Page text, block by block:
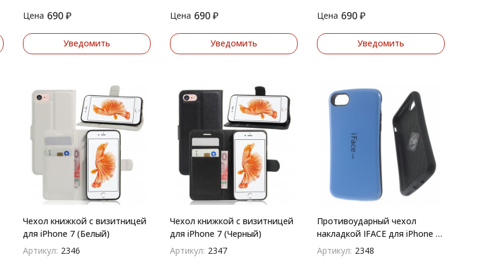
Цена 690 ₽
Уведомить
Цена 690 ₽
Уведомить
Цена 690 ₽
Уведомить
Чехол книжкой с визитницей
для iPhone 7 (Белый)
Артикул: 2346
Чехол книжкой с визитницей
для iPhone 7 (Черный)
Артикул: 2347
Противоударный чехол
накладкой IFACE для iPhone 7
(Синий)
Артикул: 2348